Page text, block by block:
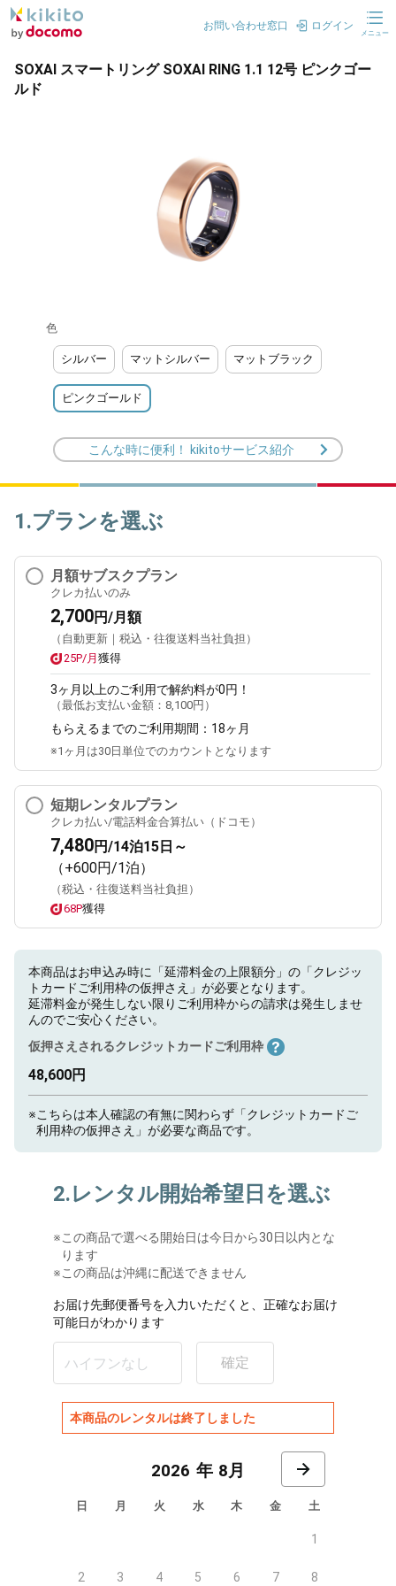
お問い合わせ窓口 ログイン
メニュー
SOXAI スマートリング SOXAI RING 1.1 12号 ピンクゴー
ルド
色
シルバー マットシルバー マットブラック
ピンクゴールド
こんな時に便利！ kikitoサービス紹介
1.プランを選ぶ
月額サブスクプラン
クレカ払いのみ
2,700円/月額
（自動更新｜税込・往復送料当社負担）
25P/月 獲得
3ヶ月 以上のご利用で解約料が0円！
（最低お支払い金額： 8,100円 ）
もらえるまでのご利用期間： 18ヶ月
※1ヶ月は30日単位でのカウントとなります
短期レンタルプラン
クレカ払い/電話料金合算払い（ドコモ）
7,480円/14泊15日～
（+600円/1泊）
（税込・往復送料当社負担）
68P獲得
本商品はお申込み時に「延滞料金の上限額分」の「クレジッ
トカードご利用枠の仮押さえ」が必要となります。
延滞料金が発生しない限りご利用枠からの請求は発生しませ
んのでご安心ください。
仮押さえされるクレジットカードご利用枠
48,600円
※こちらは本人確認の有無に関わらず「クレジットカードご
利用枠の仮押さえ」が必要な商品です。
2.レンタル開始希望日を選ぶ
※この商品で選べる開始日は今日から30日以内とな
ります
※この商品は沖縄に配送できません
お届け先郵便番号を入力いただくと、正確なお届け
可能日がわかります
確定
本商品のレンタルは終了しました
8月
日 月 火 水 木 金 土
1
2 3 4 5 6 7 8